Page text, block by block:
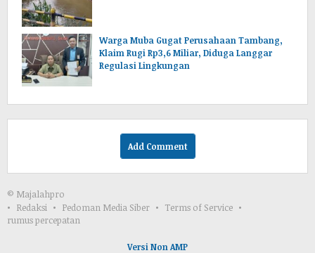
Warga Muba Gugat Perusahaan Tambang,
Klaim Rugi Rp3,6 Miliar, Diduga Langgar
Regulasi Lingkungan
Add Comment
© Majalahpro
Redaksi
Pedoman Media Siber
Terms of Service
rumus percepatan
Versi Non AMP